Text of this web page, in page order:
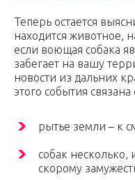
Теперь остается
находится животное,
если воющая собака
забегает на вашу
новости из дальних
этого события
рытье земли – к
собак
скорому